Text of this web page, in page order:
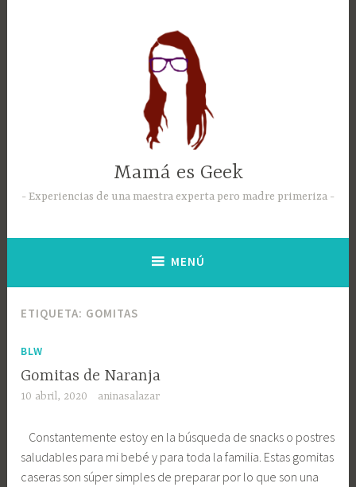
Mamá es Geek
Experiencias de una maestra experta pero madre primeriza
MENÚ
ETIQUETA: GOMITAS
BLW
Gomitas de Naranja
10 abril, 2020 aninasalazar
Constantemente estoy en la búsqueda de snacks o postres
saludables para mi bebé y para toda la familia. Estas gomitas
caseras son súper simples de preparar por lo que son una